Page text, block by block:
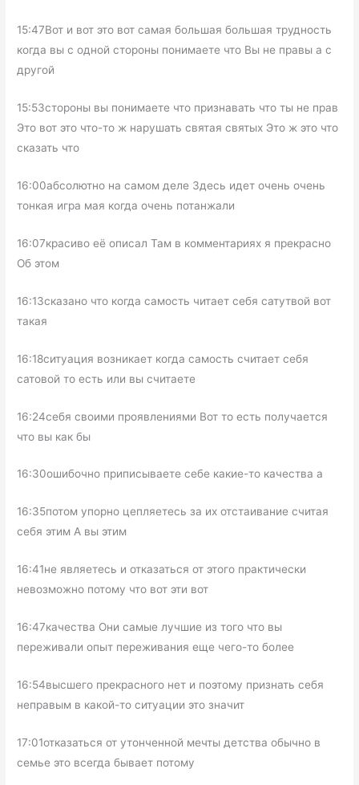
15:47Вот и вот это вот самая большая большая трудность
когда вы с одной стороны понимаете что Вы не правы а с
другой
15:53стороны вы понимаете что признавать что ты не прав
Это вот это что-то ж нарушать святая святых Это ж это что
сказать что
16:00абсолютно на самом деле Здесь идет очень очень
тонкая игра мая когда очень потанжали
16:07красиво её описал Там в комментариях я прекрасно
Об этом
16:13сказано что когда самость читает себя сатутвой вот
такая
16:18ситуация возникает когда самость считает себя
сатовой то есть или вы считаете
16:24себя своими проявлениями Вот то есть получается
что вы как бы
16:30ошибочно приписываете себе какие-то качества а
16:35потом упорно цепляетесь за их отстаивание считая
себя этим А вы этим
16:41не являетесь и отказаться от этого практически
невозможно потому что вот эти вот
16:47качества Они самые лучшие из того что вы
переживали опыт переживания еще чего-то более
16:54высшего прекрасного нет и поэтому признать себя
неправым в какой-то ситуации это значит
17:01отказаться от утонченной мечты детства обычно в
семье это всегда бывает потому